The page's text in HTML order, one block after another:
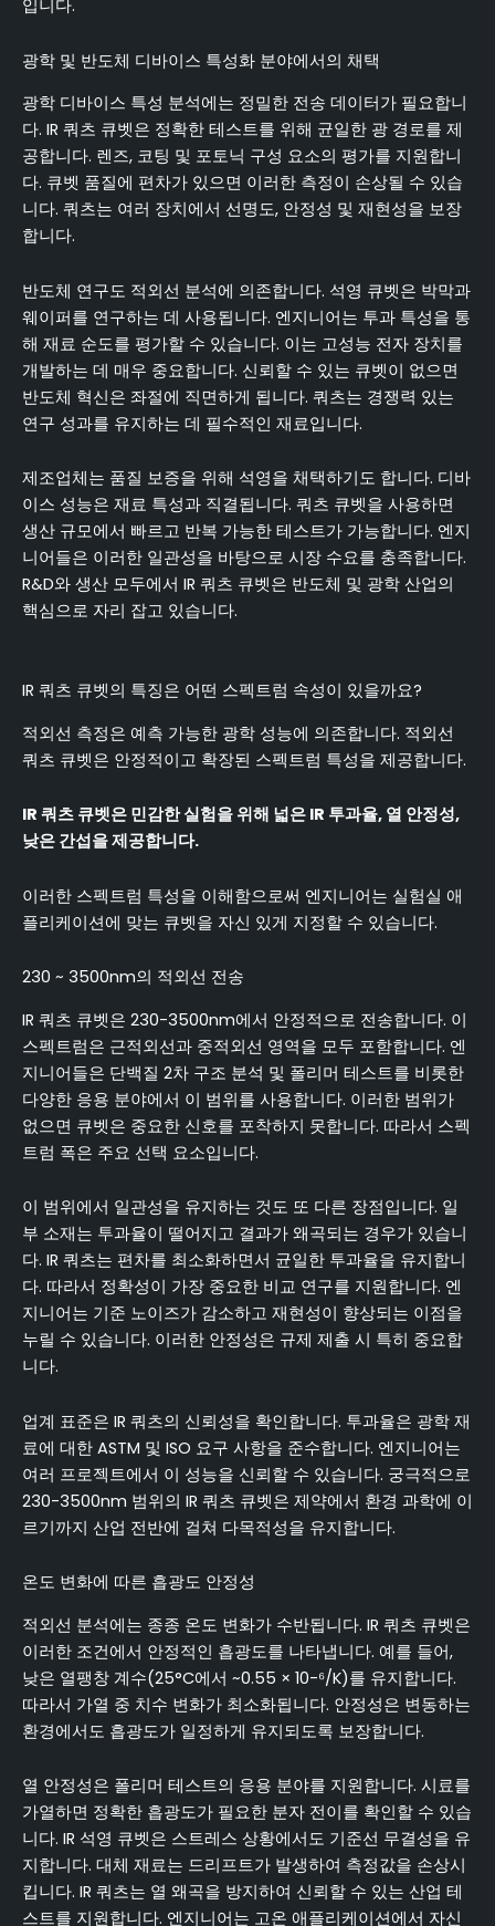
입니다.
광학 및 반도체 디바이스 특성화 분야에서의 채택
광학 디바이스 특성 분석에는 정밀한 전송 데이터가 필요합니
다. IR 쿼츠 큐벳은 정확한 테스트를 위해 균일한 광 경로를 제
공합니다. 렌즈, 코팅 및 포토닉 구성 요소의 평가를 지원합니
다. 큐벳 품질에 편차가 있으면 이러한 측정이 손상될 수 있습
니다. 쿼츠는 여러 장치에서 선명도, 안정성 및 재현성을 보장
합니다.
반도체 연구도 적외선 분석에 의존합니다. 석영 큐벳은 박막과
웨이퍼를 연구하는 데 사용됩니다. 엔지니어는 투과 특성을 통
해 재료 순도를 평가할 수 있습니다. 이는 고성능 전자 장치를
개발하는 데 매우 중요합니다. 신뢰할 수 있는 큐벳이 없으면
반도체 혁신은 좌절에 직면하게 됩니다. 쿼츠는 경쟁력 있는
연구 성과를 유지하는 데 필수적인 재료입니다.
제조업체는 품질 보증을 위해 석영을 채택하기도 합니다. 디바
이스 성능은 재료 특성과 직결됩니다. 쿼츠 큐벳을 사용하면
생산 규모에서 빠르고 반복 가능한 테스트가 가능합니다. 엔지
니어들은 이러한 일관성을 바탕으로 시장 수요를 충족합니다.
R&D와 생산 모두에서 IR 쿼츠 큐벳은 반도체 및 광학 산업의
핵심으로 자리 잡고 있습니다.
IR 쿼츠 큐벳의 특징은 어떤 스펙트럼 속성이 있을까요?
적외선 측정은 예측 가능한 광학 성능에 의존합니다. 적외선
쿼츠 큐벳은 안정적이고 확장된 스펙트럼 특성을 제공합니다.
IR 쿼츠 큐벳은 민감한 실험을 위해 넓은 IR 투과율, 열 안정성,
낮은 간섭을 제공합니다.
이러한 스펙트럼 특성을 이해함으로써 엔지니어는 실험실 애
플리케이션에 맞는 큐벳을 자신 있게 지정할 수 있습니다.
230 ~ 3500nm의 적외선 전송
IR 쿼츠 큐벳은 230-3500nm에서 안정적으로 전송합니다. 이
스펙트럼은 근적외선과 중적외선 영역을 모두 포함합니다. 엔
지니어들은 단백질 2차 구조 분석 및 폴리머 테스트를 비롯한
다양한 응용 분야에서 이 범위를 사용합니다. 이러한 범위가
없으면 큐벳은 중요한 신호를 포착하지 못합니다. 따라서 스펙
트럼 폭은 주요 선택 요소입니다.
이 범위에서 일관성을 유지하는 것도 또 다른 장점입니다. 일
부 소재는 투과율이 떨어지고 결과가 왜곡되는 경우가 있습니
다. IR 쿼츠는 편차를 최소화하면서 균일한 투과율을 유지합니
다. 따라서 정확성이 가장 중요한 비교 연구를 지원합니다. 엔
지니어는 기준 노이즈가 감소하고 재현성이 향상되는 이점을
누릴 수 있습니다. 이러한 안정성은 규제 제출 시 특히 중요합
니다.
업계 표준은 IR 쿼츠의 신뢰성을 확인합니다. 투과율은 광학 재
료에 대한 ASTM 및 ISO 요구 사항을 준수합니다. 엔지니어는
여러 프로젝트에서 이 성능을 신뢰할 수 있습니다. 궁극적으로
230-3500nm 범위의 IR 쿼츠 큐벳은 제약에서 환경 과학에 이
르기까지 산업 전반에 걸쳐 다목적성을 유지합니다.
온도 변화에 따른 흡광도 안정성
적외선 분석에는 종종 온도 변화가 수반됩니다. IR 쿼츠 큐벳은
이러한 조건에서 안정적인 흡광도를 나타냅니다. 예를 들어,
낮은 열팽창 계수(25°C에서 ~0.55 × 10-⁶/K)를 유지합니다.
따라서 가열 중 치수 변화가 최소화됩니다. 안정성은 변동하는
환경에서도 흡광도가 일정하게 유지되도록 보장합니다.
열 안정성은 폴리머 테스트의 응용 분야를 지원합니다. 시료를
가열하면 정확한 흡광도가 필요한 분자 전이를 확인할 수 있습
니다. IR 석영 큐벳은 스트레스 상황에서도 기준선 무결성을 유
지합니다. 대체 재료는 드리프트가 발생하여 측정값을 손상시
킵니다. IR 쿼츠는 열 왜곡을 방지하여 신뢰할 수 있는 산업 테
스트를 지원합니다. 엔지니어는 고온 애플리케이션에서 자신